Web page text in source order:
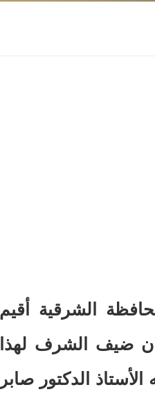
الشرقية أقيم
كان ضيف الشرف لهذا
الدكتور صابر